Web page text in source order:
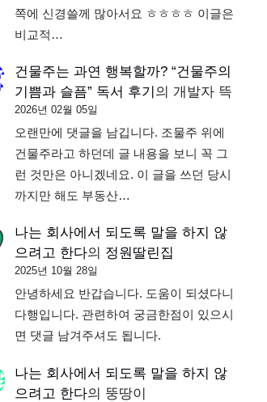
쪽에 신경쓸께 많아서요 ㅎㅎㅎㅎ 이글은
비교적…
건물주는 과연 행복할까? “건물주의
기쁨과 슬픔” 독서 후기 의 개발자 뜩
2026년 02월 05일
오랜만에 댓글을 남깁니다. 조물주 위에
건물주라고 하던데 글 내용을 보니 꼭 그
런 것만은 아니겠네요. 이 글을 쓰던 당시
까지만 해도 부동산…
나는 회사에서 되도록 말을 하지 않
으려고 한다의 정원딸린집
2025년 10월 28일
안녕하세요 반갑습니다. 도움이 되셨다니
다행입니다. 관련하여 궁금한점이 있으시
면 댓글 남겨주셔도 됩니다.
나는 회사에서 되도록 말을 하지 않
으려고 한다의 뚱땅이